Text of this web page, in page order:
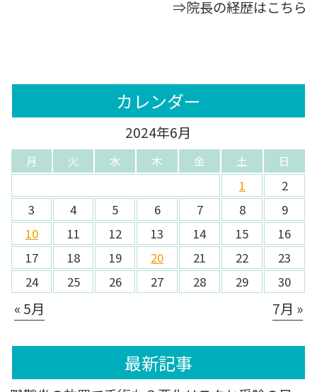
⇒院長の経歴はこちら
カレンダー
2024年6月
月 火 水 木 金 土 日
1
2
3
4 5 6 7 8
9
10
11 12 13 14 15
16
17
18 19 20 21 22
23
24
25 26 27 28 29 30
« 5月 7月 »
最新記事